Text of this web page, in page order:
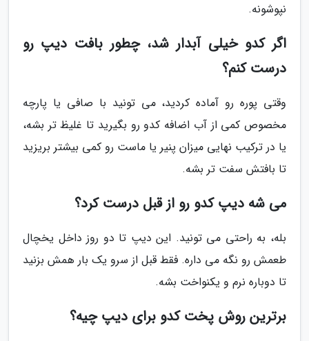
نپوشونه.
اگر کدو خیلی آبدار شد، چطور بافت دیپ رو
درست کنم؟
وقتی پوره رو آماده کردید، می تونید با صافی یا پارچه
مخصوص کمی از آب اضافه کدو رو بگیرید تا غلیظ تر بشه،
یا در ترکیب نهایی میزان پنیر یا ماست رو کمی بیشتر بریزید
تا بافتش سفت تر بشه.
می شه دیپ کدو رو از قبل درست کرد؟
بله، به راحتی می تونید. این دیپ تا دو روز داخل یخچال
طعمش رو نگه می داره. فقط قبل از سرو یک بار همش بزنید
تا دوباره نرم و یکنواخت بشه.
برترین روش پخت کدو برای دیپ چیه؟